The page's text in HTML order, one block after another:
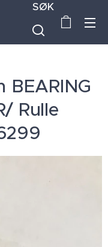
SØK
BEARING
Rulle